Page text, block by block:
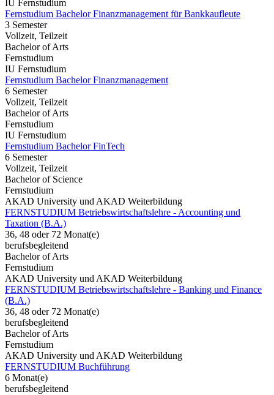
IU Fernstudium
Fernstudium Bachelor Finanzmanagement für Bankkaufleute
3 Semester
Vollzeit, Teilzeit
Bachelor of Arts
Fernstudium
IU Fernstudium
Fernstudium Bachelor Finanzmanagement
6 Semester
Vollzeit, Teilzeit
Bachelor of Arts
Fernstudium
IU Fernstudium
Fernstudium Bachelor FinTech
6 Semester
Vollzeit, Teilzeit
Bachelor of Science
Fernstudium
AKAD University und AKAD Weiterbildung
FERNSTUDIUM Betriebswirtschaftslehre - Accounting und
Taxation (B.A.)
36, 48 oder 72 Monat(e)
berufsbegleitend
Bachelor of Arts
Fernstudium
AKAD University und AKAD Weiterbildung
FERNSTUDIUM Betriebswirtschaftslehre - Banking und Finance
(B.A.)
36, 48 oder 72 Monat(e)
berufsbegleitend
Bachelor of Arts
Fernstudium
AKAD University und AKAD Weiterbildung
FERNSTUDIUM Buchführung
6 Monat(e)
berufsbegleitend